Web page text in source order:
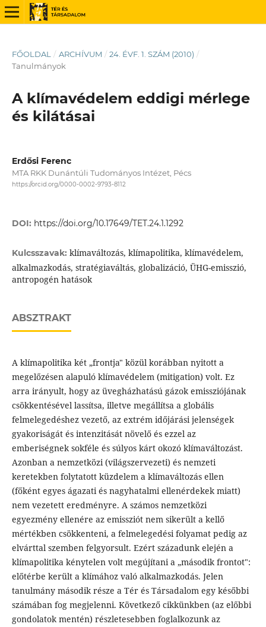
FŐOLDAL / ARCHÍVUM / 24. ÉVF. 1. SZÁM (2010) /
Tanulmányok
A klímavédelem eddigi mérlege
és kilátásai
Erdősi Ferenc
MTA RKK Dunántúli Tudományos Intézet, Pécs
https://orcid.org/0000-0002-9793-8112
DOI: https://doi.org/10.17649/TET.24.1.1292
Kulcsszavak: klímaváltozás, klímapolitika, klímavédelem,
alkalmazkodás, stratégiaváltás, globalizáció, ÜHG-emisszió,
antropogén hatások
ABSZTRAKT
A klímapolitika két „frontja" közül korábban nyitott a
megelőzésen alapuló klímavédelem (mitigation) volt. Ez
arra irányult, hogy az üvegházhatású gázok emissziójának
csökkentésével lassítsa, illetve megállítsa a globális
felmelegedéshez vezető, az extrém időjárási jelenségek
gyakoriságát és intenzitását növelő és ezzel az
emberiségnek sokféle és súlyos kárt okozó klímaváltozást.
Azonban a nemzetközi (világszervezeti) és nemzeti
keretekben folytatott küzdelem a klímaváltozás ellen
(főként egyes ágazati és nagyhatalmi ellenérdekek miatt)
nem vezetett eredményre. A számos nemzetközi
egyezmény ellenére az emissziót nem sikerült a kellő
mértékben csökkenteni, a felmelegedési folyamat pedig az
elvárttal szemben felgyorsult. Ezért századunk elején a
klímapolitika kénytelen volt megújítani a „második frontot":
előtérbe került a klímához való alkalmazkodás. Jelen
tanulmány második része a Tér és Társadalom egy későbbi
számában fog megjelenni. Következő cikkünkben (az előbbi
gondolatok mentén) részletesebben foglalkozunk az